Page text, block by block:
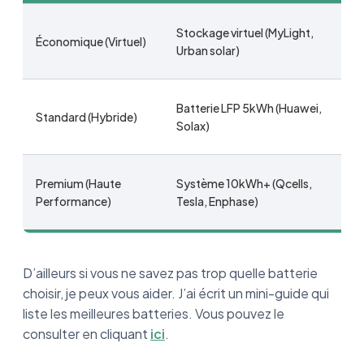
Économique (Virtuel)
Stockage virtuel (MyLight,
Urban solar)
Standard (Hybride)
Batterie LFP 5kWh (Huawei,
Solax)
Premium (Haute
Performance)
Système 10kWh+ (Qcells,
Tesla, Enphase)
D’ailleurs si vous ne savez pas trop quelle batterie
choisir, je peux vous aider. J’ai écrit un mini-guide qui
liste les meilleures batteries. Vous pouvez le
consulter en cliquant ici.